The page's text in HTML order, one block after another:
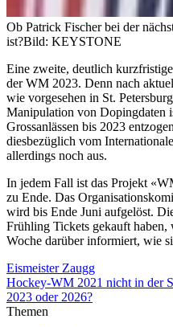
Ob Patrick Fischer bei der
ist?Bild: KEYSTONE
Eine zweite, deutlich
der WM 2023. Denn nach
wie vorgesehen in St.
Manipulation von Dopingdaten
Grossanlässen bis 2023
diesbezüglich vom
allerdings noch aus.
In jedem Fall ist das Projekt
zu Ende. Das
wird bis Ende Juni aufgelöst.
Frühling Tickets gekauft haben,
Woche darüber informiert, wie
Eismeister Zaugg
Hockey-WM 2021 nicht in der
2023 oder 2026?
Themen